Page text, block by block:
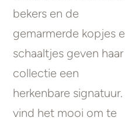
bekers en de
gemarmerde kopjes
schaaltjes geven haar
collectie een
herkenbare signatuur.
vind het mooi om te